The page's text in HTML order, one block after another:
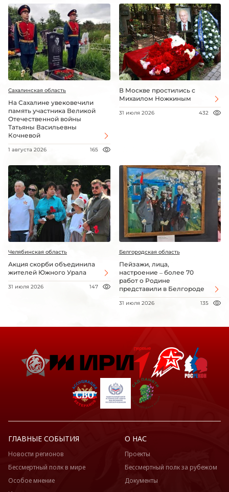
Сахалинская область
На Сахалине увековечили
память участника Великой
Отечественной войны
Татьяны Васильевны
Кочневой
1 августа 2026 165
В Москве простились с
Михаилом Ножкиным
31 июля 2026 432
Челябинская область
Акция скорби объединила
жителей Южного Урала
31 июля 2026 147
Белгородская область
Пейзажи, лица,
настроение – более 70
работ о Родине
представили в Белгороде
31 июля 2026 135
ГЛАВНЫЕ СОБЫТИЯ
Новости регионов
Бессмертный полк в мире
Особое мнение
О НАС
Проекты
Бессмертный полк за рубежом
Документы